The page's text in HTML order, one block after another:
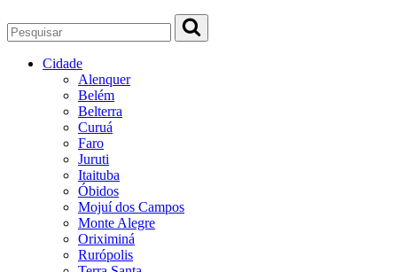
Cidade
Alenquer
Belém
Belterra
Curuá
Faro
Juruti
Itaituba
Óbidos
Mojuí dos Campos
Monte Alegre
Oriximiná
Rurópolis